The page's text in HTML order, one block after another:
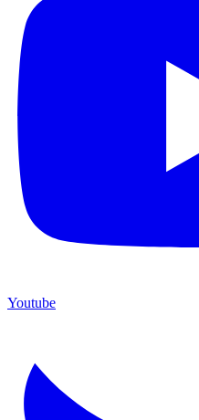
Youtube